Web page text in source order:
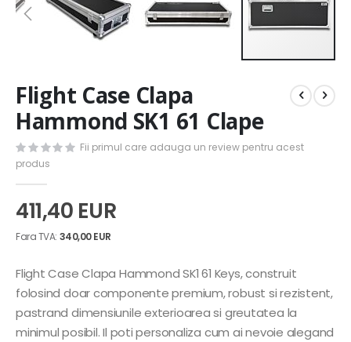
to
the
beginning
of
the
images
gallery
Flight Case Clapa
Hammond SK1 61 Clape
Fii primul care adauga un review pentru acest
produs
411,40 EUR
340,00 EUR
Flight Case Clapa Hammond SK1 61 Keys, construit
folosind doar componente premium, robust si rezistent,
pastrand dimensiunile exterioarea si greutatea la
minimul posibil. Il poti personaliza cum ai nevoie alegand